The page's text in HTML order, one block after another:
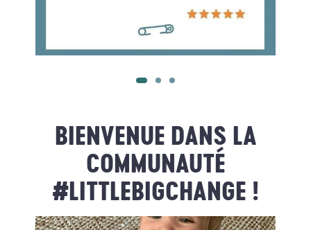
BIENVENUE DANS LA
COMMUNAUTÉ
#LITTLEBIGCHANGE !